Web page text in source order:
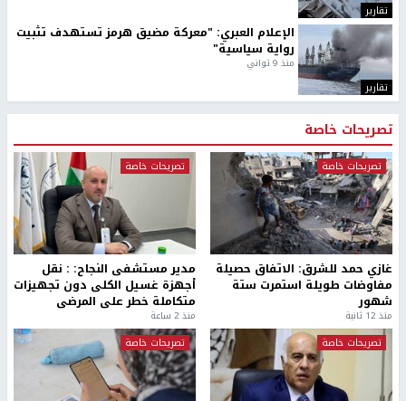
تقارير
تقارير
الإعلام العبري: "معركة مضيق هرمز تستهدف تثبيت
رواية سياسية"
منذ 9 ثواني
تصريحات خاصة
تصريحات خاصة
غازي حمد للشرق: الاتفاق حصيلة
مفاوضات طويلة استمرت ستة
شهور
منذ 12 ثانية
تصريحات خاصة
مدير مستشفى النجاح: : نقل
أجهزة غسيل الكلى دون تجهيزات
متكاملة خطر على المرضى
منذ 2 ساعة
تصريحات خاصة
تصريحات خاصة